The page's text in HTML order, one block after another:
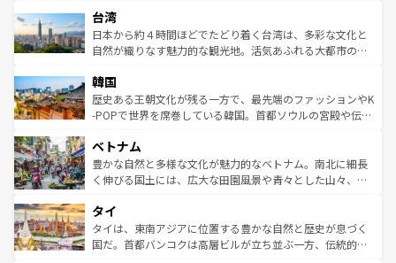
ならではの贅沢な旅のスタイルだ。 なお、新着のアメリカ
情報はコンテンツ一覧を参照してほしい。
れるおもてなしの心で訪れる人々を迎えてくれるハワイの
人々、おいしいローカルフードやハワイアンミュージッ
ク、伝統的なフラダンスなど、すべてがハワイの魅力を彩
ワイを、存分に味わってほしい。 なお、新着のハワイ情報
はコンテンツ一覧を参照してほしい。
リアリーフや大陸中央部にそびえるウルル（エアーズロッ
ク）、タスマニアの美しい原生林やケアンズの熱帯雨林な
ど、見どころがたくさん。また、カフェやワイン、オージ
いる。アクティビティも充実しており、サーフィンやダイ
ビング、ハイキングなど、アウトドア好きにはたまらな
い。オーストラリアの多彩な魅力を存分に味わいつくそ
参照してほしい。
台湾
日本から約４時間ほどでたどり着く台湾は、多彩な文化と
自然が織りなす魅力的な観光地。活気あふれる大都市の台
ン）、静ひつな山岳地帯である台湾東部など、都市の喧騒
と山間の静けさが共存しており、訪れる人に新しい発見と
驚きをもたらしてくれる。また、奥深い台湾の食文化も魅
容にもいいと評判のスイーツなど、バラエティ豊かな料理
が味わえる。 なお、新着の台湾情報は コンテンツ一覧を参
照してほしい。
韓国
歴史ある王朝文化が残る一方で、最先端のファッションやK
-POPで世界を席巻している韓国。首都ソウルの宮殿や伝統
き、地方に足を延ばせば四季折々の自然美を楽しむことが
できる。そして、キムチや焼肉、絶品のストリートフード
まで、さまざまな韓国料理が待っている。夜には、韓国な
リティに包まれながら、韓国の多彩な魅力を心ゆくまで味
わってみてほしい。 なお、新着の韓国情報はコンテンツ一
覧を参照してほしい。
ベトナム
豊かな自然と多様な文化が魅力的なベトナム。南北に細長
く伸びる国土には、広大な田園風景や青々とした山々、世
急速な発展と共に伝統が息づく。ハノイの古い町並みやホ
ーチミン市のフランス統治時代の建物も、独特の雰囲気を
醸し出している。また、バラエティの豊かさとおいしさで
タイ
タイは、東南アジアに位置する豊かな自然と歴史が息づく
国だ。首都バンコクは高層ビルが立ち並ぶ一方、伝統的な